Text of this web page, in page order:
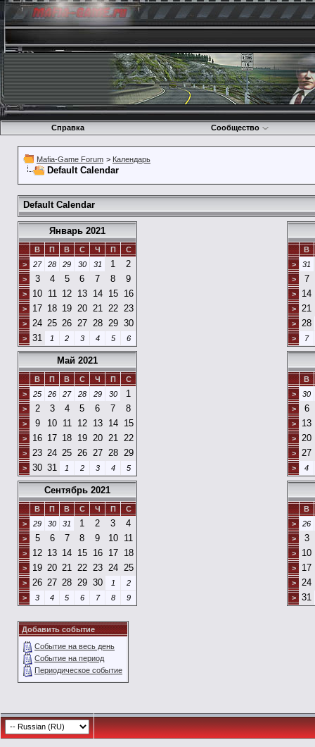
Справка Сообщество
Mafia-Game Forum > Календарь
Default Calendar
Default Calendar
Январь 2021
В П В С Ч П
С
>
27 28 29 30 31 1 2
> 3 4 5 6 7 8 9
> 10 11 12 13 14 15 16
> 17 18 19 20 21 22 23
> 24 25 26 27 28 29 30
> 31 1 2 3 4 5 6
В
>
31
>
7
> 14
> 21
> 28
> 7
Май 2021
В П В С Ч П
С
>
25 26 27 28 29 30 1
> 2 3 4 5 6 7 8
> 9 10 11 12 13 14 15
> 16 17 18 19 20 21 22
> 23 24 25 26 27 28 29
> 30 31 1 2 3 4 5
В
>
30
>
6
> 13
> 20
> 27
> 4
Сентябрь 2021
В П В С Ч П
С
>
29 30 31 1 2 3 4
> 5 6 7 8 9 10 11
> 12 13 14 15 16 17 18
> 19 20 21 22 23 24 25
> 26 27 28 29 30 1
2
>
3 4 5 6 7 8 9
В
>
26
>
3
> 10
> 17
> 24
> 31
Добавить событие
Событие на весь день
Событие на период
Периодическое событие